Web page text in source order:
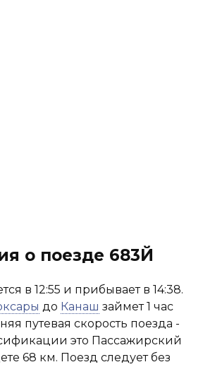
о поезде 683Й
в 12:55 и прибывает в 14:38.
до Канаш займет 1 час
путевая скорость поезда -
это Пассажирский
68 км. Поезд следует без